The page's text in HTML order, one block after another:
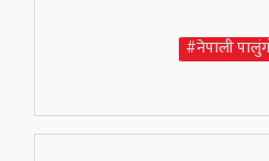
#नेपाली